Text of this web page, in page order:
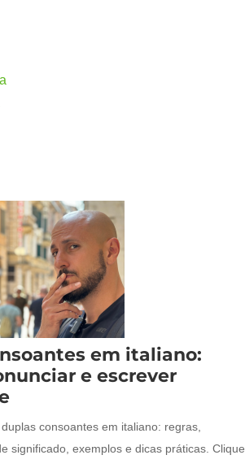
em italiano:
e escrever
consoantes em italiano: regras,
significado, exemplos e dicas práticas. Clique